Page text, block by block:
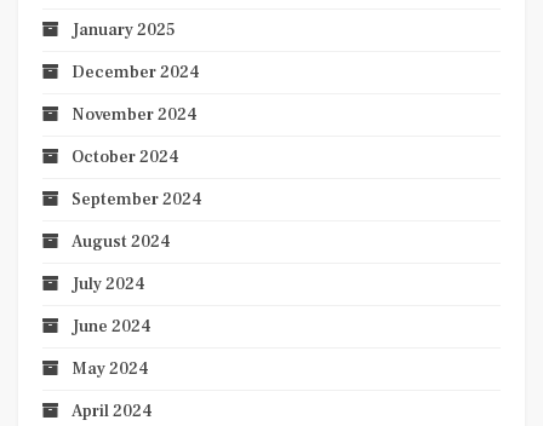
January 2025
December 2024
November 2024
October 2024
September 2024
August 2024
July 2024
June 2024
May 2024
April 2024